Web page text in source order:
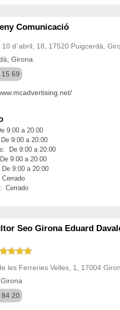
Comunicació
10 d´abril, 18, 17520 Puigcerdà,
Girona
69
9:00 a 20:00
9:00 a 20:00
De 9:00 a 20:00
9:00 a 20:00
9:00 a 20:00
Cerrado
Seo Girona Eduard
les Ferreries Velles, 1, 17004
20